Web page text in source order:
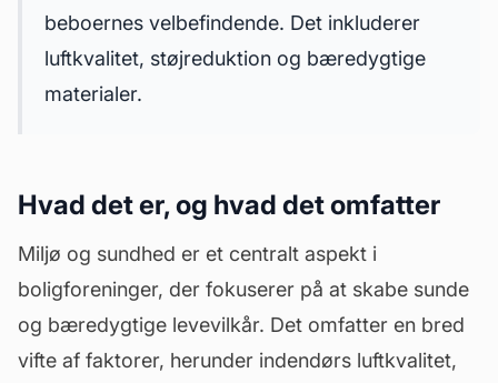
beboernes velbefindende. Det inkluderer
luftkvalitet, støjreduktion og bæredygtige
materialer.
Hvad det er, og hvad det omfatter
Miljø og sundhed er et centralt aspekt i
boligforeninger, der fokuserer på at skabe sunde
og bæredygtige levevilkår. Det omfatter en bred
vifte af faktorer, herunder indendørs luftkvalitet,